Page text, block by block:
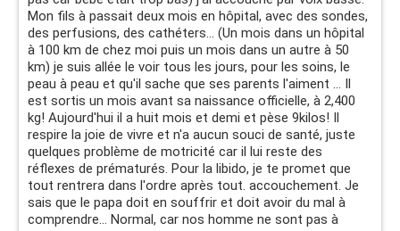
Mon fils à passait deux mois en hôpital, avec des sondes,
des perfusions, des cathéters... (Un mois dans un hôpital
à 100 km de chez moi puis un mois dans un autre à 50
km) je suis allée le voir tous les jours, pour les soins, le
peau à peau et qu'il sache que ses parents l'aiment ... Il
est sortis un mois avant sa naissance officielle, à 2,400
kg! Aujourd'hui il a huit mois et demi et pèse 9kilos! Il
respire la joie de vivre et n'a aucun souci de santé, juste
quelques problème de motricité car il lui reste des
réflexes de prématurés. Pour la libido, je te promet que
tout rentrera dans l'ordre après tout. accouchement. Je
sais que le papa doit en souffrir et doit avoir du mal à
comprendre... Normal, car nos homme ne sont pas à